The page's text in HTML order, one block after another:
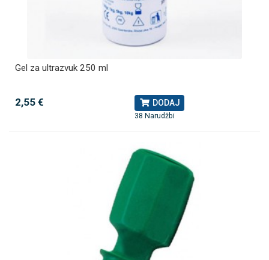
Gel za ultrazvuk 250 ml
2,55 € DODAJ
38 Narudžbi